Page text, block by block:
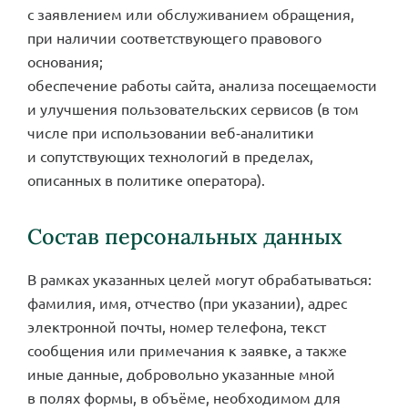
с заявлением или обслуживанием обращения,
при наличии соответствующего правового
основания;
обеспечение работы сайта, анализа посещаемости
и улучшения пользовательских сервисов (в том
числе при использовании веб‑аналитики
и сопутствующих технологий в пределах,
описанных в политике оператора).
Состав персональных данных
В рамках указанных целей могут обрабатываться:
фамилия, имя, отчество (при указании), адрес
электронной почты, номер телефона, текст
сообщения или примечания к заявке, а также
иные данные, добровольно указанные мной
в полях формы, в объёме, необходимом для